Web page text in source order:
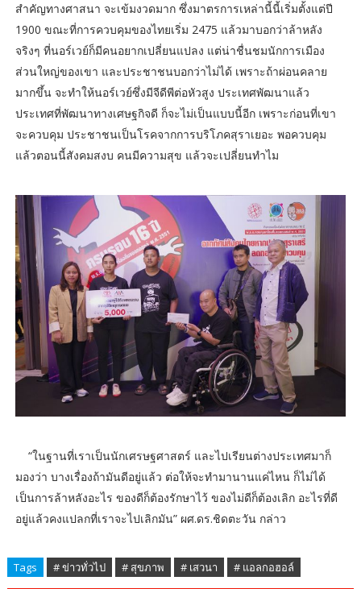
สำคัญทางศาสนา จะเข้มงวดมาก ซึ่งมาตรการเหล่านี้นี้เริ่มตั้งแต่ปี
1900 ขณะที่การควบคุมของไทยเริ่ม 2475 แล้วมาบอกว่าล้าหลัง
จริงๆ ที่นอร์เวย์ก็มีคนอยากเปลี่ยนแปลง แต่น่าชื่นชมนักการเมือง
ส่วนใหญ่ของเขา และประชาชนบอกว่าไม่ได้ เพราะถ้าผ่อนคลาย
มากขึ้น จะทำให้นอร์เวย์ซึ่งมีจีดีพีต่อหัวสูง ประเทศพัฒนาแล้ว
ประเทศที่พัฒนาทางเศษฐกิจดี ก็จะไม่เป็นแบบนี้อีก เพราะก่อนที่เขา
จะควบคุม ประชาชนเป็นโรคจากการบริโภคสุราเยอะ พอควบคุม
แล้วตอนนี้สังคมสงบ คนมีความสุข แล้วจะเปลี่ยนทำไม
“ในฐานที่เราเป็นนักเศรษฐศาสตร์ และไปเรียนต่างประเทศมาก็
มองว่า บางเรื่องถ้ามันดีอยู่แล้ว ต่อให้จะทำมานานแค่ไหน ก็ไม่ได้
เป็นการล้าหลังอะไร ของดีก็ต้องรักษาไว้ ของไม่ดีก็ต้องเลิก อะไรที่ดี
อยู่แล้วคงแปลกที่เราจะไปเลิกมัน” ผศ.ดร.ชิดตะวัน กล่าว
Tags # ข่าวทั่วไป # สุขภาพ # เสวนา # แอลกอฮอล์